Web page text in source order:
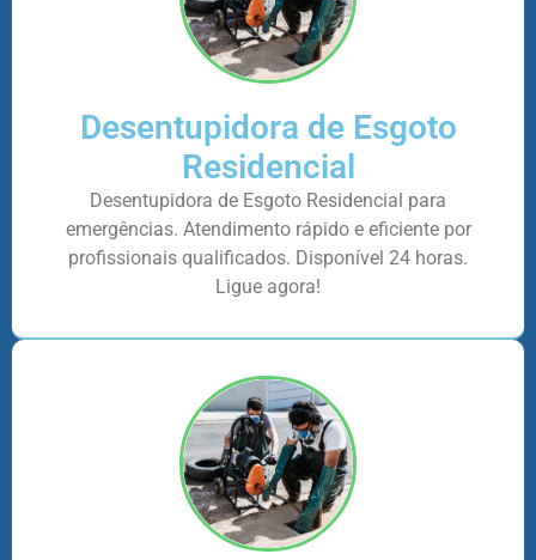
Desentupidora de Esgoto
Residencial
Desentupidora de Esgoto Residencial para
emergências. Atendimento rápido e eficiente por
profissionais qualificados. Disponível 24 horas.
Ligue agora!